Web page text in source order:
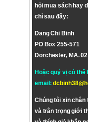
hỏi mua sách hay
chỉ sau đây:
Dang Chi Binh
PO Box 255-571
Dorchester, MA.
Hoặc quý vị có
email:
Chúng tôi xin chân
và trân trọng giới